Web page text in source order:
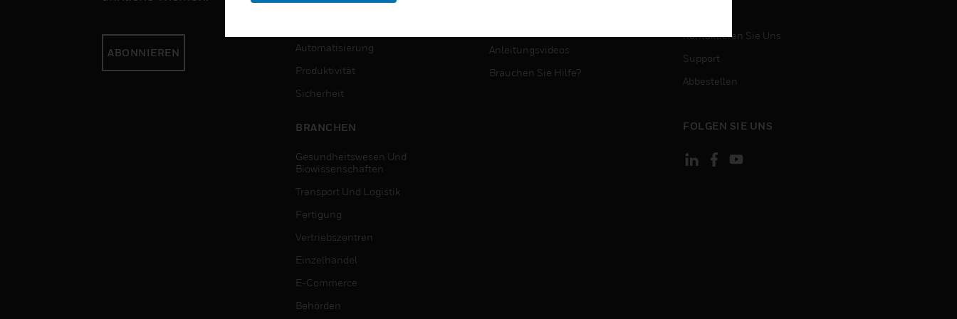
ABONNIEREN
Automatisierung
Produktivität
Sicherheit
BRANCHEN
Gesundheitswesen Und
Biowissenschaften
Transport Und Logistik
Fertigung
Vertriebszentren
Einzelhandel
E-Commerce
Behörden
Anleitungsvideos
Brauchen Sie Hilfe?
Kontaktieren Sie Uns
Support
Abbestellen
FOLGEN SIE UNS